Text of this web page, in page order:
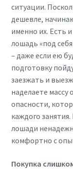
ситуации.
дешевле,
именно их. Есть
лошадь «под
– даже если ею
подготовку
заезжать и
наделаете массу
опасности,
каждого
лошади
комфортно с
Покупка